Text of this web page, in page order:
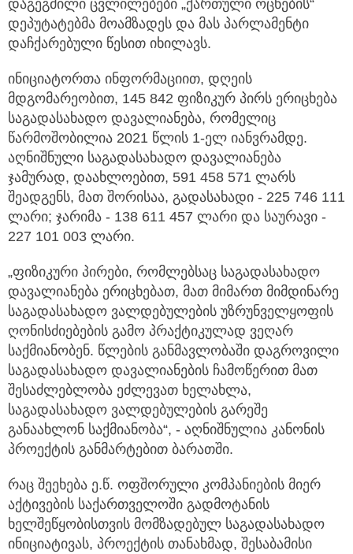
დაგეგმილი ცვლილებები „ქართული ოცნების“
დეპუტატებმა მოამზადეს და მას პარლამენტი
დაჩქარებული წესით იხილავს.
ინიციატორთა ინფორმაციით, დღეის
მდგომარეობით, 145 842 ფიზიკურ პირს ერიცხება
საგადასახადო დავალიანება, რომელიც
წარმოშობილია 2021 წლის 1-ელ იანვრამდე.
აღნიშნული საგადასახადო დავალიანება
ჯამურად, დაახლოებით, 591 458 571 ლარს
შეადგენს, მათ შორისაა, გადასახადი - 225 746 111
ლარი; ჯარიმა - 138 611 457 ლარი და საურავი -
227 101 003 ლარი.
„ფიზიკური პირები, რომლებსაც საგადასახადო
დავალიანება ერიცხებათ, მათ მიმართ მიმდინარე
საგადასახადო ვალდებულების უზრუნველყოფის
ღონისძიებების გამო პრაქტიკულად ვეღარ
საქმიანობენ. წლების განმავლობაში დაგროვილი
საგადასახადო დავალიანების ჩამოწერით მათ
შესაძლებლობა ეძლევათ ხელახლა,
საგადასახადო ვალდებულების გარეშე
განაახლონ საქმიანობა“, - აღნიშნულია კანონის
პროექტის განმარტებით ბარათში.
რაც შეეხება ე.წ. ოფშორული კომპანიების მიერ
აქტივების საქართველოში გადმოტანის
ხელშეწყობისთვის მომზადებულ საგადასახადო
ინიციატივას, პროექტის თანახმად, შესაბამისი